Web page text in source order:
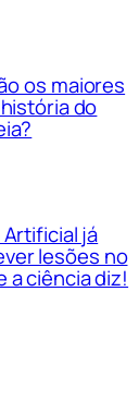
os maiores
do
já
lesões no
a ciência diz!